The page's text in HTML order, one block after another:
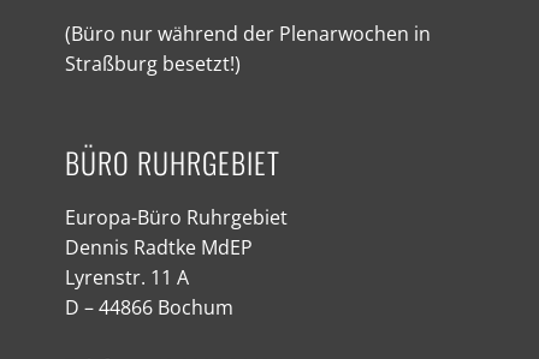
(Büro nur während der Plenarwochen in
Straßburg besetzt!)
BÜRO RUHRGEBIET
Europa-Büro Ruhrgebiet
Dennis Radtke MdEP
Lyrenstr. 11 A
D – 44866 Bochum